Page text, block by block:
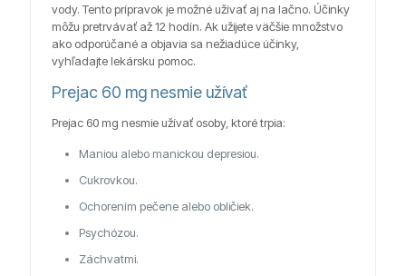
vody. Tento prípravok je možné užívať aj na lačno. Účinky
môžu pretrvávať až 12 hodín. Ak užijete väčšie množstvo
ako odporúčané a objavia sa nežiadúce účinky,
vyhľadajte lekársku pomoc.
Prejac 60 mg nesmie užívať
Prejac 60 mg nesmie užívať osoby, ktoré trpia:
Maniou alebo manickou depresiou.
Cukrovkou.
Ochorením pečene alebo obličiek.
Psychózou.
Záchvatmi.